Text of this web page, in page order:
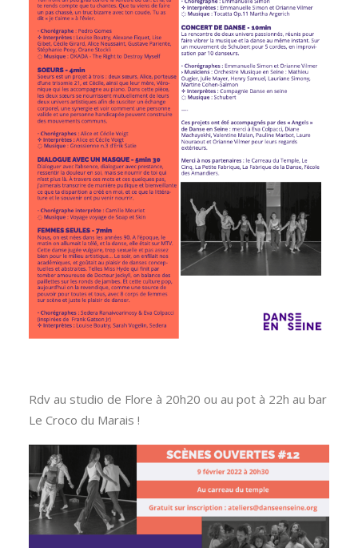
Rdv au studio de Flore à 20h20 ou au pot à 22h au bar
Le Croco du Marais !